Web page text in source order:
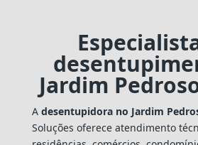
Jardim
A desentupidora no Jardim
Soluções oferece atendimento